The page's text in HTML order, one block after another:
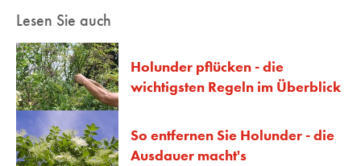
Lesen Sie auch
Holunder pflücken - die
wichtigsten Regeln im Überblick
So entfernen Sie Holunder - die
Ausdauer macht's